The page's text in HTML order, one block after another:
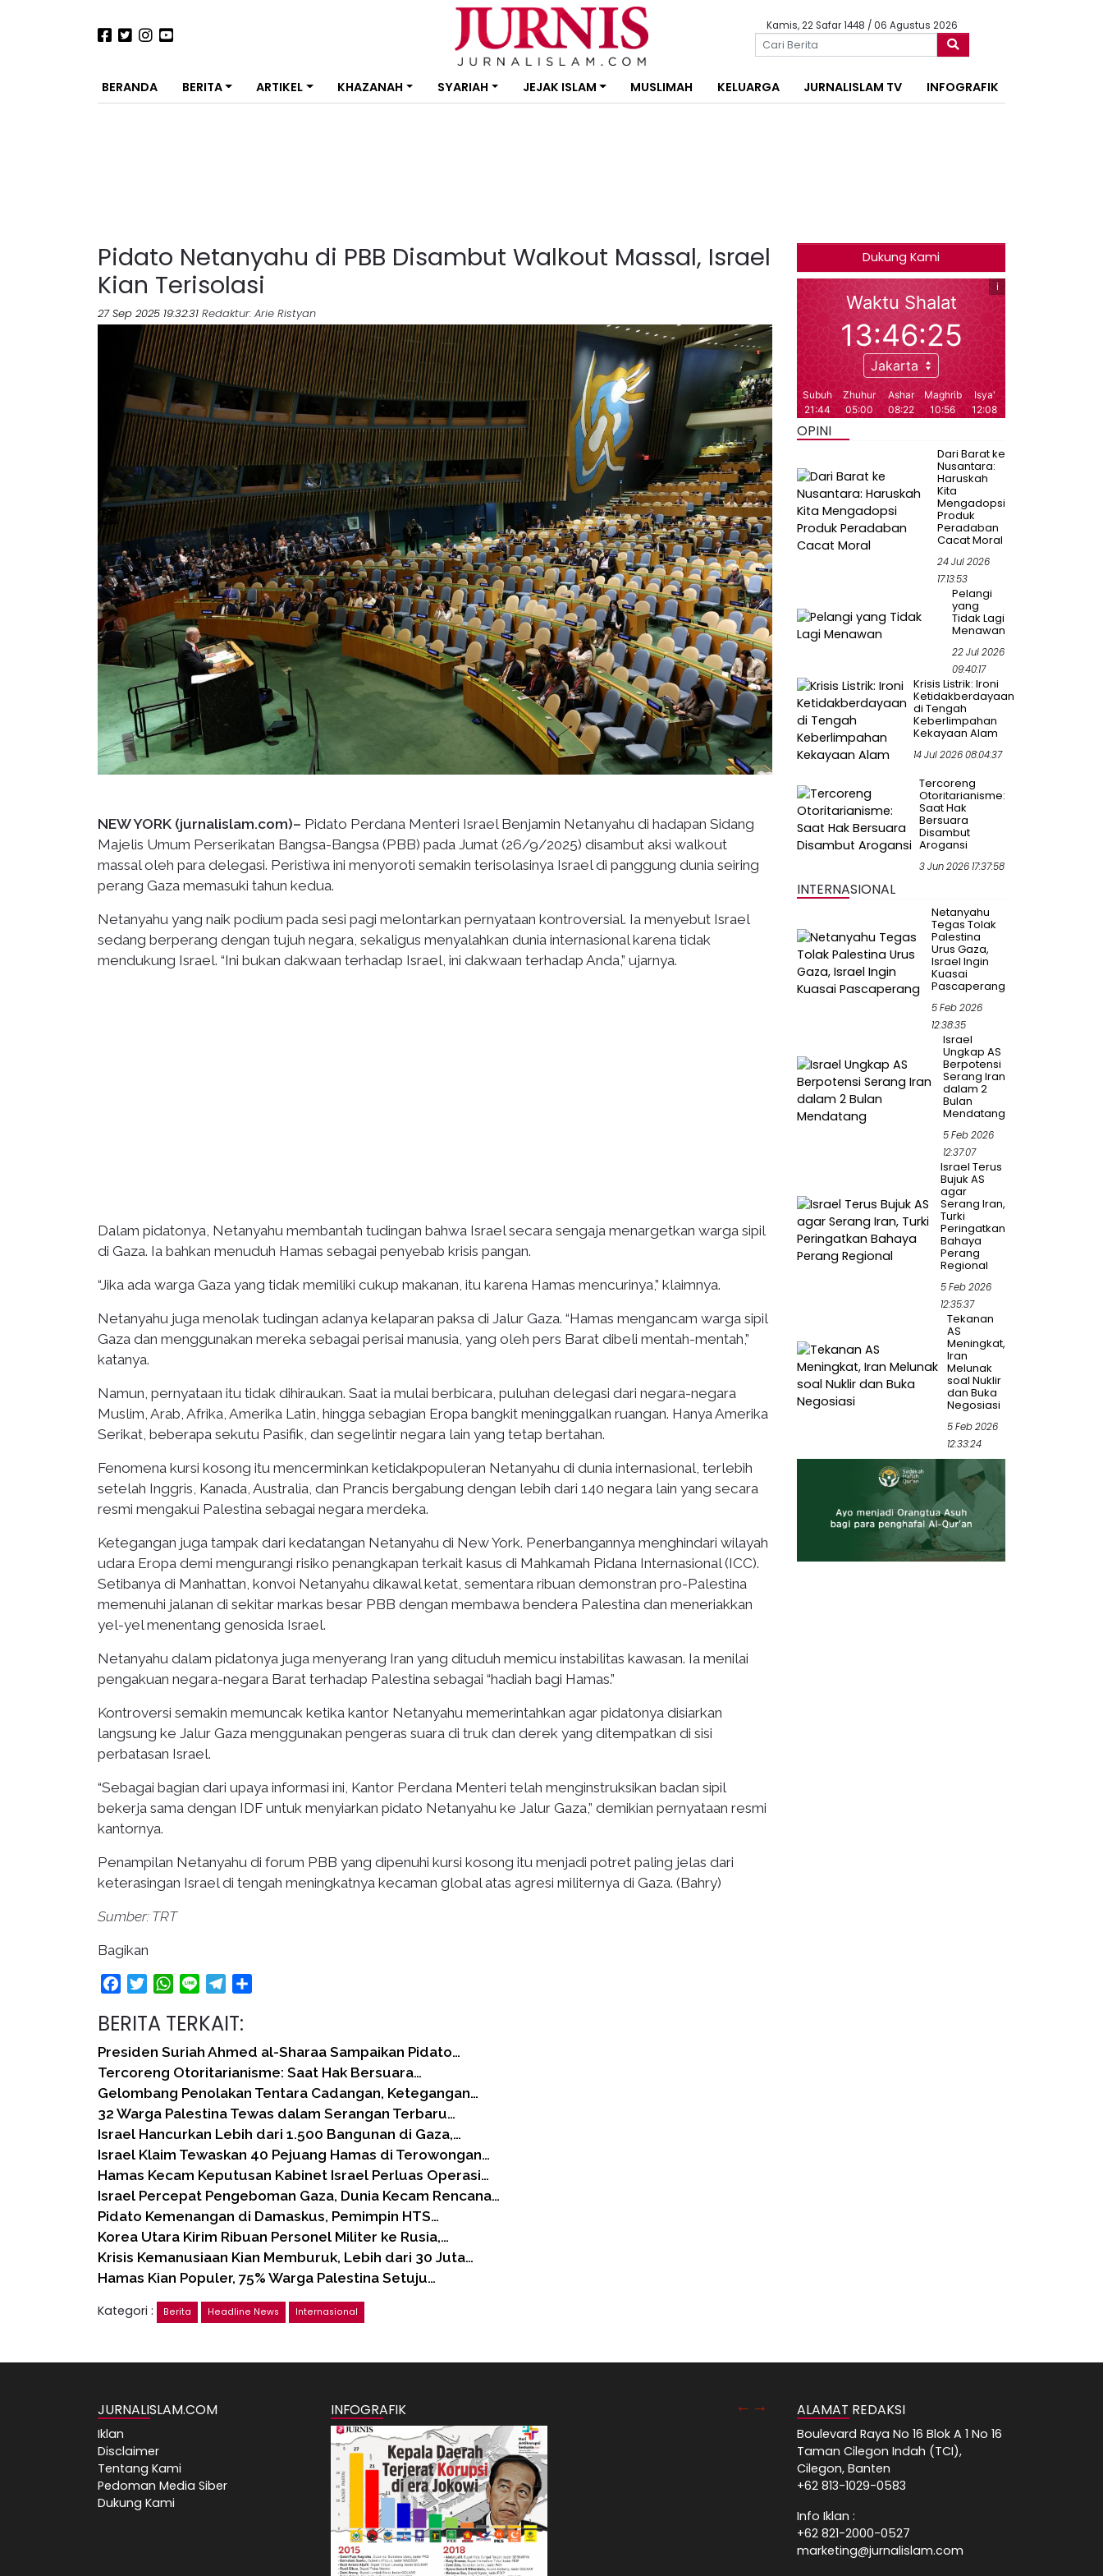
Kamis, 22 Safar 1448 / 06 Agustus 2026
BERANDA BERITA ARTIKEL KHAZANAH SYARIAH JEJAK ISLAM MUSLIMAH KELUARGA JURNALISLAM TV INFOGRAFIK
Pidato Netanyahu di PBB Disambut Walkout Massal, Israel
Kian Terisolasi
27 Sep 2025 19:32:31 Redaktur: Arie Ristyan
NEW YORK (jurnalislam.com)– Pidato Perdana Menteri Israel Benjamin Netanyahu di hadapan Sidang
Majelis Umum Perserikatan Bangsa-Bangsa (PBB) pada Jumat (26/9/2025) disambut aksi walkout
massal oleh para delegasi. Peristiwa ini menyoroti semakin terisolasinya Israel di panggung dunia seiring
perang Gaza memasuki tahun kedua.
Netanyahu yang naik podium pada sesi pagi melontarkan pernyataan kontroversial. Ia menyebut Israel
sedang berperang dengan tujuh negara, sekaligus menyalahkan dunia internasional karena tidak
mendukung Israel. “Ini bukan dakwaan terhadap Israel, ini dakwaan terhadap Anda,” ujarnya.
Dalam pidatonya, Netanyahu membantah tudingan bahwa Israel secara sengaja menargetkan warga sipil
di Gaza. Ia bahkan menuduh Hamas sebagai penyebab krisis pangan.
“Jika ada warga Gaza yang tidak memiliki cukup makanan, itu karena Hamas mencurinya,” klaimnya.
Netanyahu juga menolak tudingan adanya kelaparan paksa di Jalur Gaza. “Hamas mengancam warga sipil
Gaza dan menggunakan mereka sebagai perisai manusia, yang oleh pers Barat dibeli mentah-mentah,”
katanya.
Namun, pernyataan itu tidak dihiraukan. Saat ia mulai berbicara, puluhan delegasi dari negara-negara
Muslim, Arab, Afrika, Amerika Latin, hingga sebagian Eropa bangkit meninggalkan ruangan. Hanya Amerika
Serikat, beberapa sekutu Pasifik, dan segelintir negara lain yang tetap bertahan.
Fenomena kursi kosong itu mencerminkan ketidakpopuleran Netanyahu di dunia internasional, terlebih
setelah Inggris, Kanada, Australia, dan Prancis bergabung dengan lebih dari 140 negara lain yang secara
resmi mengakui Palestina sebagai negara merdeka.
Ketegangan juga tampak dari kedatangan Netanyahu di New York. Penerbangannya menghindari wilayah
udara Eropa demi mengurangi risiko penangkapan terkait kasus di Mahkamah Pidana Internasional (ICC).
Setibanya di Manhattan, konvoi Netanyahu dikawal ketat, sementara ribuan demonstran pro-Palestina
memenuhi jalanan di sekitar markas besar PBB dengan membawa bendera Palestina dan meneriakkan
yel-yel menentang genosida Israel.
Netanyahu dalam pidatonya juga menyerang Iran yang dituduh memicu instabilitas kawasan. Ia menilai
pengakuan negara-negara Barat terhadap Palestina sebagai “hadiah bagi Hamas.”
Kontroversi semakin memuncak ketika kantor Netanyahu memerintahkan agar pidatonya disiarkan
langsung ke Jalur Gaza menggunakan pengeras suara di truk dan derek yang ditempatkan di sisi
perbatasan Israel.
“Sebagai bagian dari upaya informasi ini, Kantor Perdana Menteri telah menginstruksikan badan sipil
bekerja sama dengan IDF untuk menyiarkan pidato Netanyahu ke Jalur Gaza,” demikian pernyataan resmi
kantornya.
Penampilan Netanyahu di forum PBB yang dipenuhi kursi kosong itu menjadi potret paling jelas dari
keterasingan Israel di tengah meningkatnya kecaman global atas agresi militernya di Gaza. (Bahry)
Sumber: TRT
Bagikan
FacebookTwitterWhatsApp
Line Telegram
BERITA TERKAIT:
Presiden Suriah Ahmed al-Sharaa Sampaikan Pidato…
Tercoreng Otoritarianisme: Saat Hak Bersuara…
Gelombang Penolakan Tentara Cadangan, Ketegangan…
32 Warga Palestina Tewas dalam Serangan Terbaru…
Israel Hancurkan Lebih dari 1.500 Bangunan di Gaza,…
Israel Klaim Tewaskan 40 Pejuang Hamas di Terowongan…
Hamas Kecam Keputusan Kabinet Israel Perluas Operasi…
Israel Percepat Pengeboman Gaza, Dunia Kecam Rencana…
Pidato Kemenangan di Damaskus, Pemimpin HTS…
Korea Utara Kirim Ribuan Personel Militer ke Rusia,…
Krisis Kemanusiaan Kian Memburuk, Lebih dari 30 Juta…
Hamas Kian Populer, 75% Warga Palestina Setuju…
Kategori :
Berita Headline News Internasional
Dukung Kami
OPINI
Dari Barat ke
Nusantara:
Haruskah
Kita
Mengadopsi
Produk
Peradaban
Cacat Moral
24 Jul 2026
17:13:53
Pelangi
yang
Tidak Lagi
Menawan
22 Jul 2026
09:40:17
Krisis Listrik: Ironi
Ketidakberdayaan
di Tengah
Keberlimpahan
Kekayaan Alam
14 Jul 2026 08:04:37
Tercoreng
Otoritarianisme:
Saat Hak
Bersuara
Disambut
Arogansi
3 Jun 2026 17:37:58
INTERNASIONAL
Netanyahu
Tegas Tolak
Palestina
Urus Gaza,
Israel Ingin
Kuasai
Pascaperang
5 Feb 2026
12:38:35
Israel
Ungkap AS
Berpotensi
Serang Iran
dalam 2
Bulan
Mendatang
5 Feb 2026
12:37:07
Israel Terus
Bujuk AS
agar
Serang Iran,
Turki
Peringatkan
Bahaya
Perang
Regional
5 Feb 2026
12:35:37
Tekanan
AS
Meningkat,
Iran
Melunak
soal Nuklir
dan Buka
Negosiasi
5 Feb 2026
12:33:24
JURNALISLAM.COM
Iklan
Disclaimer
Tentang Kami
Pedoman Media Siber
Dukung Kami
INFOGRAFIK ALAMAT REDAKSI
Boulevard Raya No 16 Blok A 1 No 16
Taman Cilegon Indah (TCI),
Cilegon, Banten
+62 813-1029-0583
Info Iklan :
+62 821-2000-0527
marketing@jurnalislam.com